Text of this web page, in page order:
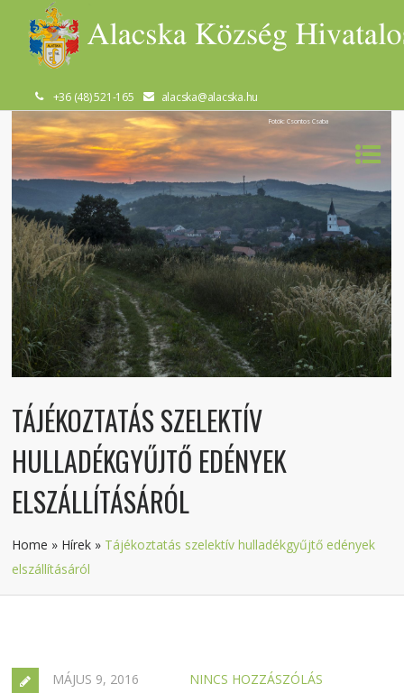
+36 (48) 521-165 alacska@alacska.hu
Fotók: Csontos Csaba
TÁJÉKOZTATÁS SZELEKTÍV
HULLADÉKGYŰJTŐ EDÉNYEK
ELSZÁLLÍTÁSÁRÓL
Home » Hírek » Tájékoztatás szelektív hulladékgyűjtő edények
elszállításáról
MÁJUS 9, 2016 NINCS HOZZÁSZÓLÁS